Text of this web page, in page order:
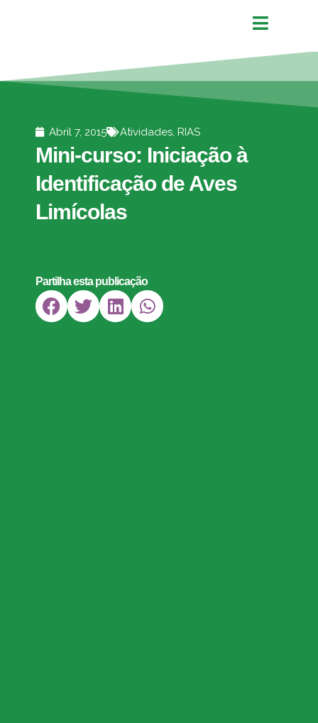
Abril 7, 2015 Atividades, RIAS
Mini-curso: Iniciação à
Identificação de Aves
Limícolas
Partilha esta publicação